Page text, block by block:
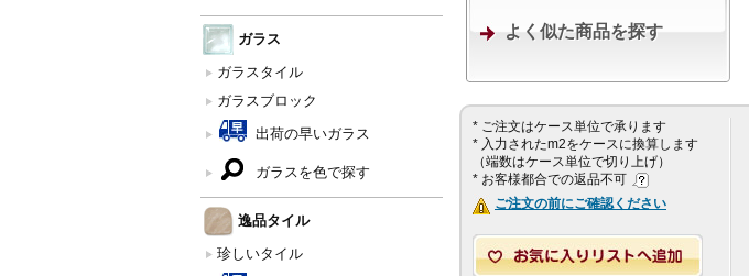
ガラス
ガラスタイル
ガラスブロック
出荷の早いガラス
ガラスを色で探す
逸品タイル
珍しいタイル
よく似た商品を探す
* ご注文はケース単位で承ります
* 入力されたm2をケースに換算します
（端数はケース単位で切り上げ）
* お客様都合での返品不可
ご注文の前にご確認ください